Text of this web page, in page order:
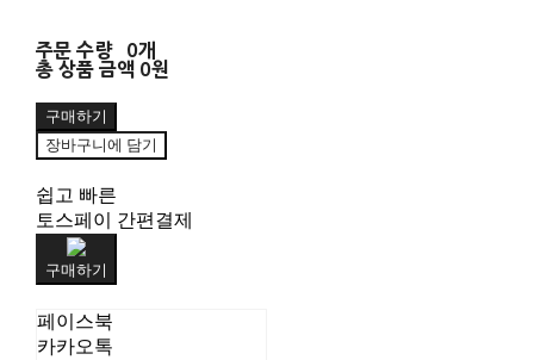
주문 수량
0개
총 상품 금액 0원
구매하기
장바구니에 담기
쉽고 빠른
토스페이 간편결제
구매하기
페이스북
카카오톡